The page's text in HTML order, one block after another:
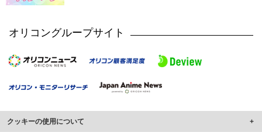
オリコングループサイト
クッキーの使用について